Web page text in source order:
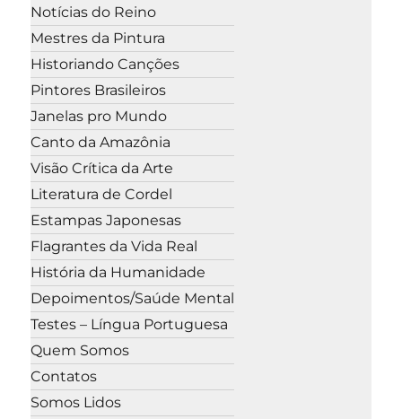
Notícias do Reino
Mestres da Pintura
Historiando Canções
Pintores Brasileiros
Janelas pro Mundo
Canto da Amazônia
Visão Crítica da Arte
Literatura de Cordel
Estampas Japonesas
Flagrantes da Vida Real
História da Humanidade
Depoimentos/Saúde Mental
Testes – Língua Portuguesa
Quem Somos
Contatos
Somos Lidos